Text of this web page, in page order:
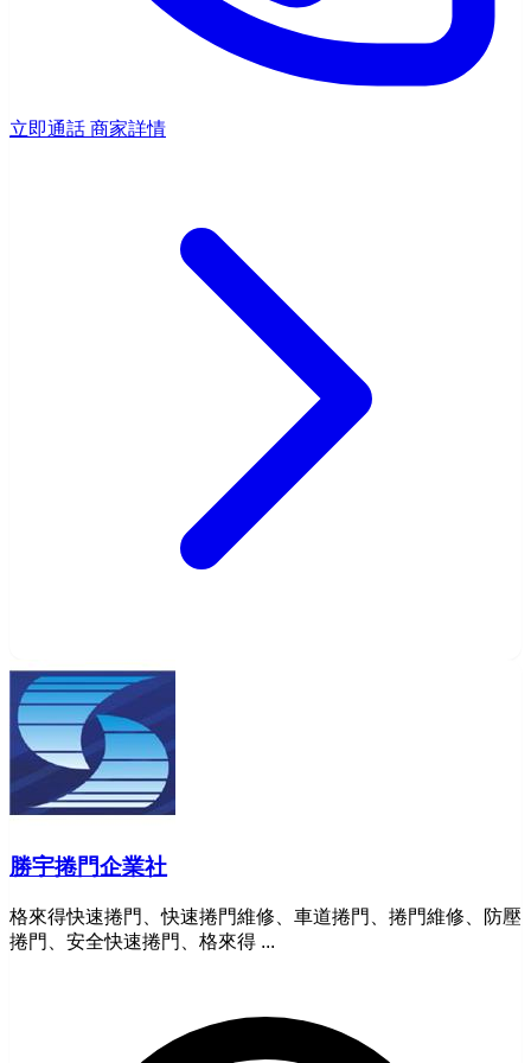
立即通話 商家詳情
勝宇捲門企業社
格來得快速捲門、快速捲門維修、車道捲門、捲門維修、防壓
捲門、安全快速捲門、格來得 ...